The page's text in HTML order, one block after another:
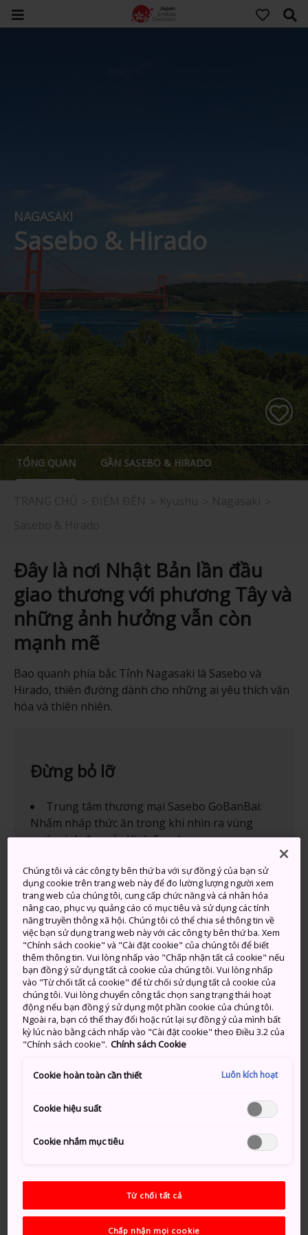
NAGASAKI
Sasebo & Hirado
TỔNG QUAN GẦN SASEBO & HIRADO
Đây là nơi Nhật Bản lần đầu
giao thương với phương Tây và
những ảnh hưởng vẫn còn
mạnh mẽ
Bao quanh phía bắc Tỉnh Nagasaki là Sasebo và
Hirado, thiên đường dành cho những ai yêu thích văn
hóa và thiên nhiên.
Đừng bỏ lỡ
Trung tâm thương mại Sasebo GoBanBai:
Nhấm nháp thức ăn trong khi nhìn ra vùng
nước xinh đẹp của Vịnh Sasebo
và tận hưởng cảnh sắc từ các hòn đảo nổi tiếng
của Sasebo
Vườn bách thảo Kujukushima Mori Kirara:
Cho khỉ đầu chó, vượn cáo đuôi chuông, dê,
cừu, gấu mèo và hươu cao cổ ăn
Khách sạn Kujukushima Seaside Terrace &
Spa Hanamizuki: Một suối nước nóng địa
phương nổi tiếng ở vùng tây bắc Sasebo
Phương thức di chuyển
Bạn có thể đi tàu JR từ Fukuoka và Nagasaki đến
Sasebo. Từ đây, chỉ cần đi một chuyến xe buýt ngắn là
đếnHirado
.
Fukuoka. Hành trình hai tiếng này sẽ tốn khoảng
5.000 yên cho chuyến khứ hồi. Bạn cũng có thể đón
tàu JR Seaside Liner xuất phát hàng giờ từ Nagasaki.
Chuyến đi 100 phút này tốn 1.680 yên cho mỗi chiều.
Chúng tôi và các công ty bên thứ ba với sự đồng ý của bạn sử
dụng cookie trên trang web này để đo lường lượng người xem
trang web của chúng tôi, cung cấp chức năng và cá nhân hóa
nâng cao, phục vụ quảng cáo có mục tiêu và sử dụng các tính
năng truyền thông xã hội. Chúng tôi có thể chia sẻ thông tin về
việc bạn sử dụng trang web này với các công ty bên thứ ba. Xem
"Chính sách cookie" và "Cài đặt cookie" của chúng tôi để biết
thêm thông tin. Vui lòng nhấp vào "Chấp nhận tất cả cookie" nếu
bạn đồng ý sử dụng tất cả cookie của chúng tôi. Vui lòng nhấp
vào "Từ chối tất cả cookie" để từ chối sử dụng tất cả cookie của
chúng tôi. Vui lòng chuyển công tắc chọn sang trạng thái hoạt
động nếu bạn đồng ý sử dụng một phần cookie của chúng tôi.
Ngoài ra, bạn có thể thay đổi hoặc rút lại sự đồng ý của mình bất
kỳ lúc nào bằng cách nhấp vào "Cài đặt cookie" theo Điều 3.2 của
"Chính sách cookie". Chính sách Cookie
Cookie hoàn toàn cần thiết Luôn kích hoạt
Cookie hiệu suất
Cookie nhắm mục tiêu
Từ chối tất cả
Chấp nhận mọi cookie